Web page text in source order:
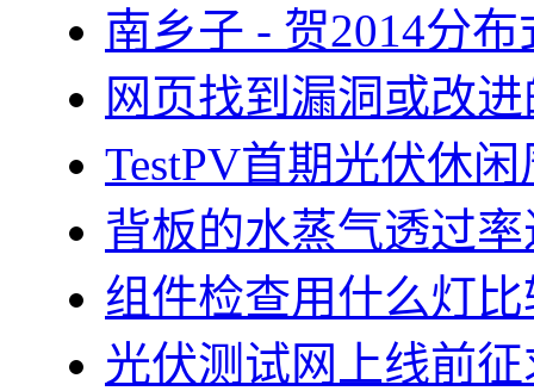
南乡子 - 贺2014分
网页找到漏洞或改
TestPV首期光伏休
背板的水蒸气透过
组件检查用什么灯
光伏测试网上线前